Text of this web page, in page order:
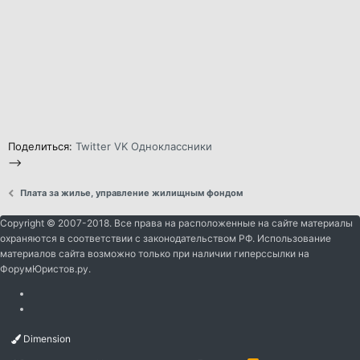
Поделиться: Twitter VK Одноклассники
-->
Плата за жилье, управление жилищным фондом
Copyright © 2007-2018. Все права на расположенные на сайте материалы
охраняются в соответствии с законодательством РФ. Использование
материалов сайта возможно только при наличии гиперссылки на
ФорумЮристов.ру.
Dimension